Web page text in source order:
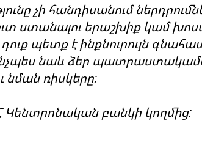
չի հանդիսանում
ստանալու երաշխիք կամ
պետք է ինքնուրույն
նաև ձեր
նման ռիսկերը:
Կենտրոնական բանկի կողմից: